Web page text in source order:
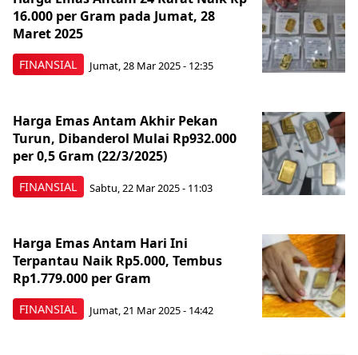
FINANSIAL
16.000 per Gram pada Jumat, 28
Maret 2025
Jumat, 28 Mar 2025 - 12:35
FINANSIAL
Harga Emas Antam Akhir Pekan
Turun, Dibanderol Mulai Rp932.000
per 0,5 Gram (22/3/2025)
Sabtu, 22 Mar 2025 - 11:03
FINANSIAL
Harga Emas Antam Hari Ini
Terpantau Naik Rp5.000, Tembus
Rp1.779.000 per Gram
Jumat, 21 Mar 2025 - 14:42